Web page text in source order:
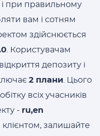
при правильному
вам і сотням
здійснюється
. Користувачам
депозиту і
2 плани . Цього
всіх учасників
- ru,en
залишайте